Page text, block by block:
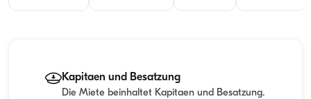
Kapitaen und Besatzung
Die Miete beinhaltet Kapitaen und Besatzung.